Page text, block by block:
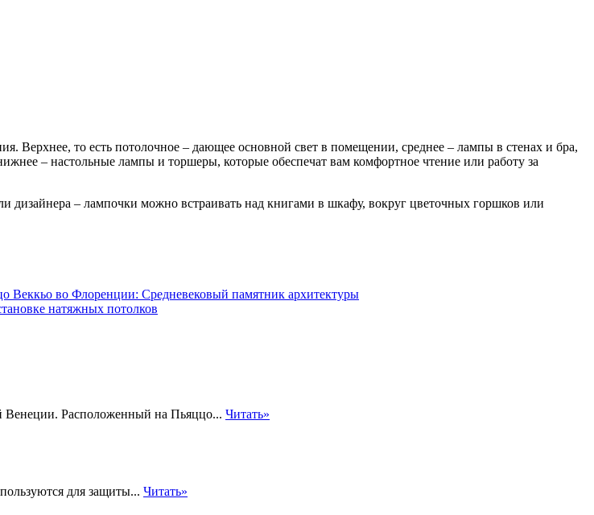
Верхнее, то есть потолочное – дающее основной свет в помещении, среднее – лампы в стенах и бра,
– настольные лампы и торшеры, которые обеспечат вам комфортное чтение или работу за
дизайнера – лампочки можно встраивать над книгами в шкафу, вокруг цветочных горшков или
Веккьо во Флоренции: Средневековый памятник архитектуры
натяжных потолков
Венеции. Расположенный на Пьяццо... Читать»
для защиты... Читать»